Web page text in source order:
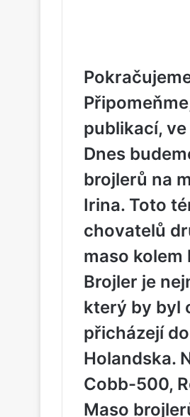
publikací,
Dnes
brojlerů na
Irina. Toto
chovatelů
maso kolem
Brojler je
který by byl
přicházejí
Holandska.
Cobb-500,
Maso